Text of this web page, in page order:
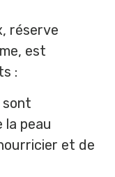
réserve
est
:
sont
la peau
et de